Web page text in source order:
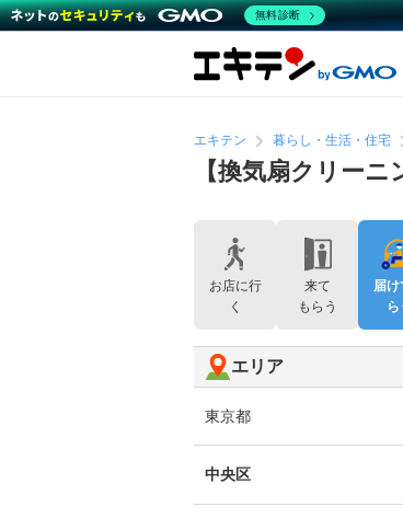
エキテン 暮らし・生活・住宅
【換気扇クリー
お店に行
く
来て
もらう
届け
ら
エリア
東京都
中央区
無料診断